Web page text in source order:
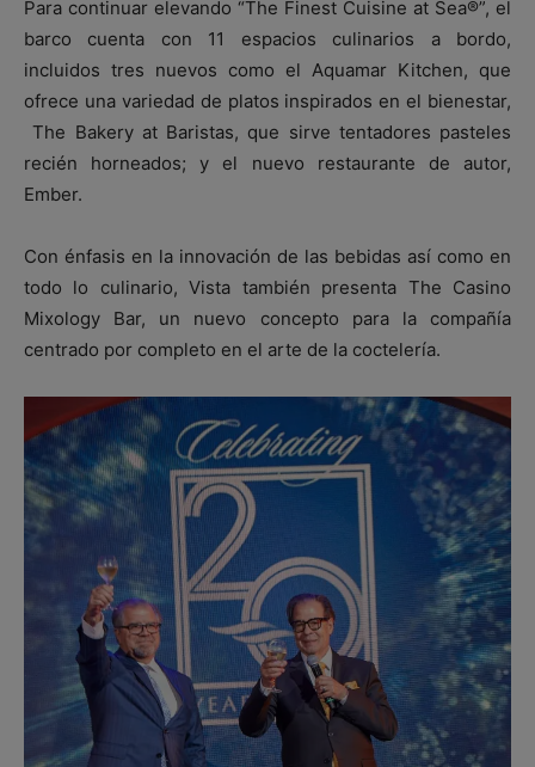
Para continuar elevando “The Finest Cuisine at Sea®”, el
barco cuenta con 11 espacios culinarios a bordo,
incluidos tres nuevos como el Aquamar Kitchen, que
ofrece una variedad de platos inspirados en el bienestar,
The Bakery at Baristas, que sirve tentadores pasteles
recién horneados; y el nuevo restaurante de autor,
Ember.
Con énfasis en la innovación de las bebidas así como en
todo lo culinario, Vista también presenta The Casino
Mixology Bar, un nuevo concepto para la compañía
centrado por completo en el arte de la coctelería.